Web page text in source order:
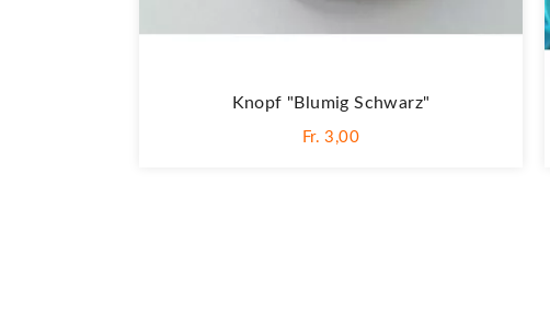
Knopf "Blumig Schwarz"
Fr. 3,00